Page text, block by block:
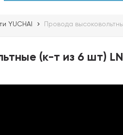
YUCHAI Провода
(к-т из 6 шт)